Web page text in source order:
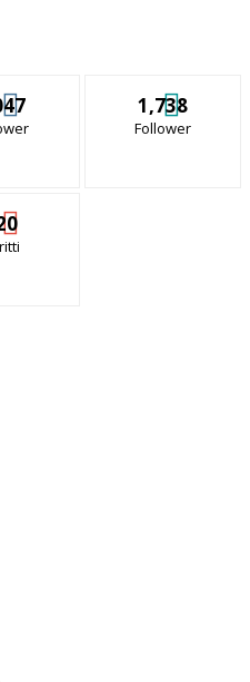
1,738
Follower